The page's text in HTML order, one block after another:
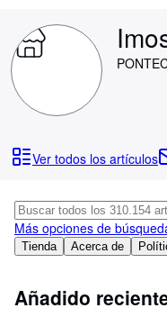
Consultar mis pedidos
Búsqueda avanzada
Libros antiguos
Arte y coleccionismo
Vendedores
Comenzar a vender
Ayuda
Ver todos los artículos
Tienda Acerca de
Más opciones de
Añadido